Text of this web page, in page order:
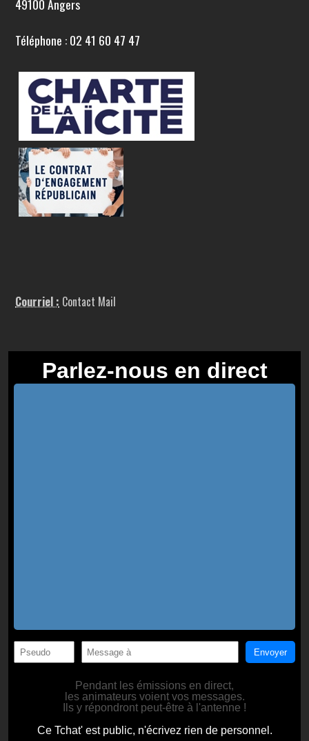
49100 Angers
Téléphone : 02 41 60 47 47
Courriel : Contact Mail